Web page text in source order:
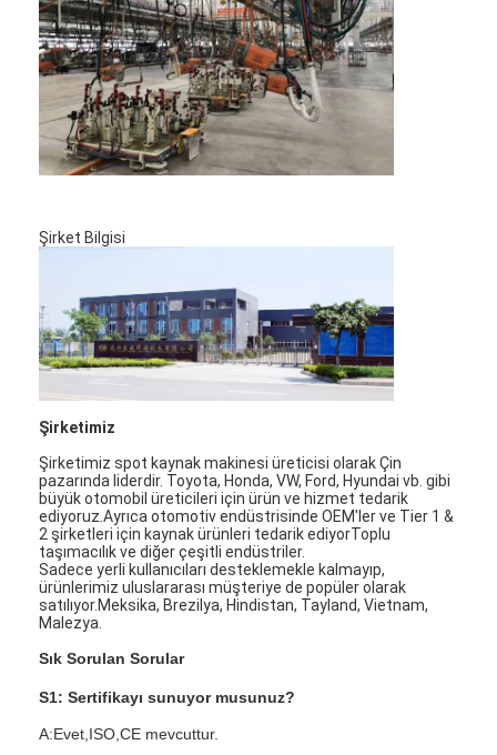
Şirket Bilgisi
Şirketimiz
Şirketimiz spot kaynak makinesi üreticisi olarak Çin
pazarında liderdir. Toyota, Honda, VW, Ford, Hyundai vb. gibi
büyük otomobil üreticileri için ürün ve hizmet tedarik
ediyoruz.Ayrıca otomotiv endüstrisinde OEM'ler ve Tier 1 &
2 şirketleri için kaynak ürünleri tedarik ediyorToplu
taşımacılık ve diğer çeşitli endüstriler.
Sadece yerli kullanıcıları desteklemekle kalmayıp,
ürünlerimiz uluslararası müşteriye de popüler olarak
satılıyor.Meksika, Brezilya, Hindistan, Tayland, Vietnam,
Malezya.
Sık Sorulan Sorular
S1: Sertifikayı sunuyor musunuz?
A:Evet,ISO,CE mevcuttur.